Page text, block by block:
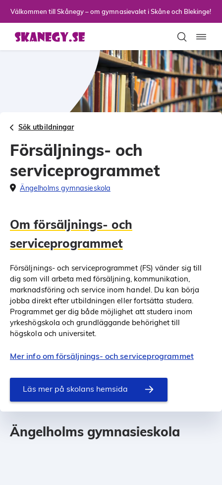
Välkommen till Skånegy – om gymnasievalet i Skåne och Blekinge!
Sök utbildningar
Försäljnings- och
serviceprogrammet
Ängelholms gymnasieskola
Om försäljnings- och
serviceprogrammet
Försäljnings- och serviceprogrammet (FS) vänder sig till
dig som vill arbeta med försäljning, kommunikation,
marknadsföring och service inom handel. Du kan börja
jobba direkt efter utbildningen eller fortsätta studera.
Programmet ger dig både möjlighet att studera inom
yrkeshögskola och grundläggande behörighet till
högskola och universitet.
Mer info om försäljnings- och serviceprogrammet
Läs mer på skolans hemsida
Ängelholms gymnasieskola